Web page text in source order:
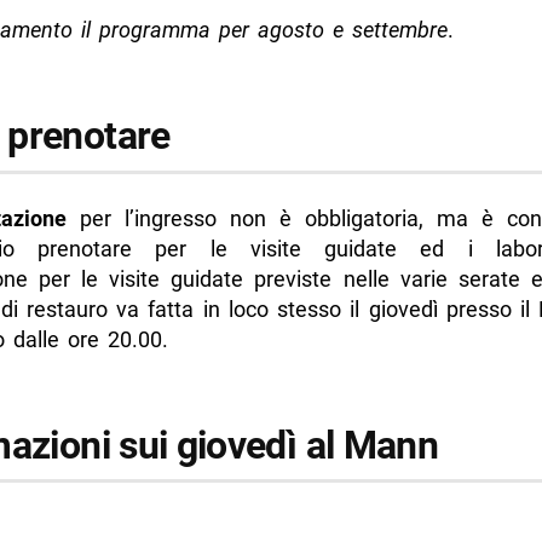
il programma per agosto e settembre.
per l’ingresso non è obbligatoria, ma è
prenotare per le visite guidate ed i
per le visite guidate previste nelle varie serate
restauro va fatta in loco stesso il giovedì presso il
dalle ore 20.00.
sui giovedì al Mann